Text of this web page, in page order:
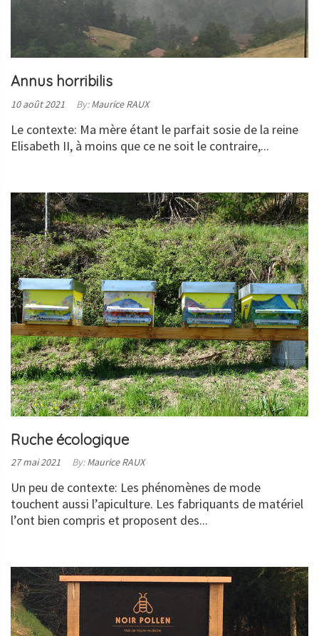
Annus horribilis
Posted
10 août 2021 By: Maurice RAUX
Le contexte: Ma mère étant le parfait sosie de la reine
Elisabeth II, à moins que ce ne soit le contraire,...
LA
SUITE
Ruche écologique
Posted
27 mai 2021 By: Maurice RAUX
Un peu de contexte: Les phénomènes de mode
touchent aussi l’apiculture. Les fabriquants de matériel
l’ont bien compris et proposent des...
LA
SUITE